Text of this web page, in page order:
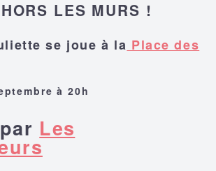
LES MURS !
se joue à la Place des
à 20h
Les